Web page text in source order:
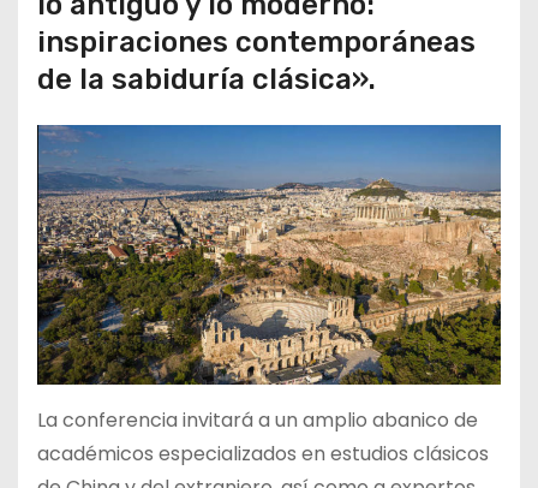
inspiraciones contemporáneas
de la sabiduría clásica».
La conferencia invitará a un amplio abanico de
académicos especializados en estudios clásicos